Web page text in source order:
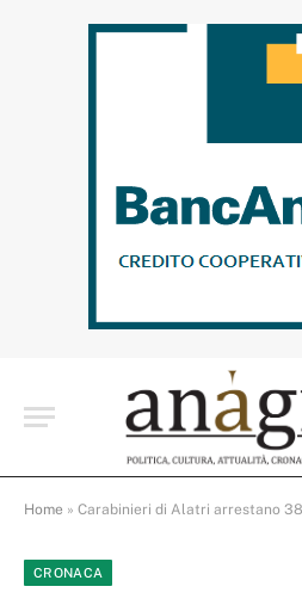
Home » Carabinieri di Alatri arrestano 38enne
CRONACA